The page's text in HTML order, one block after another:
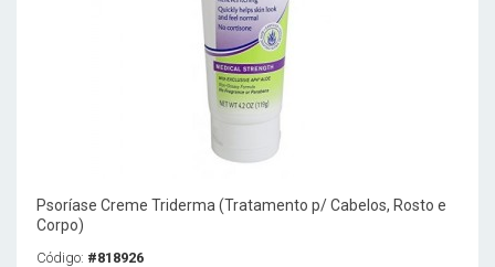
Psoríase Creme Triderma (Tratamento p/ Cabelos, Rosto e
Corpo)
Código: #818926